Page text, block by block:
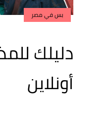
بس في مصر
دليلك
أونلاين